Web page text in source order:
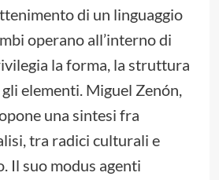
di un linguaggio
operano all’interno di
la forma, la struttura
elementi. Miguel Zenón,
una sintesi fra
tra radici culturali e
Il suo modus agenti